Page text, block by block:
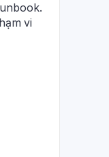
vi